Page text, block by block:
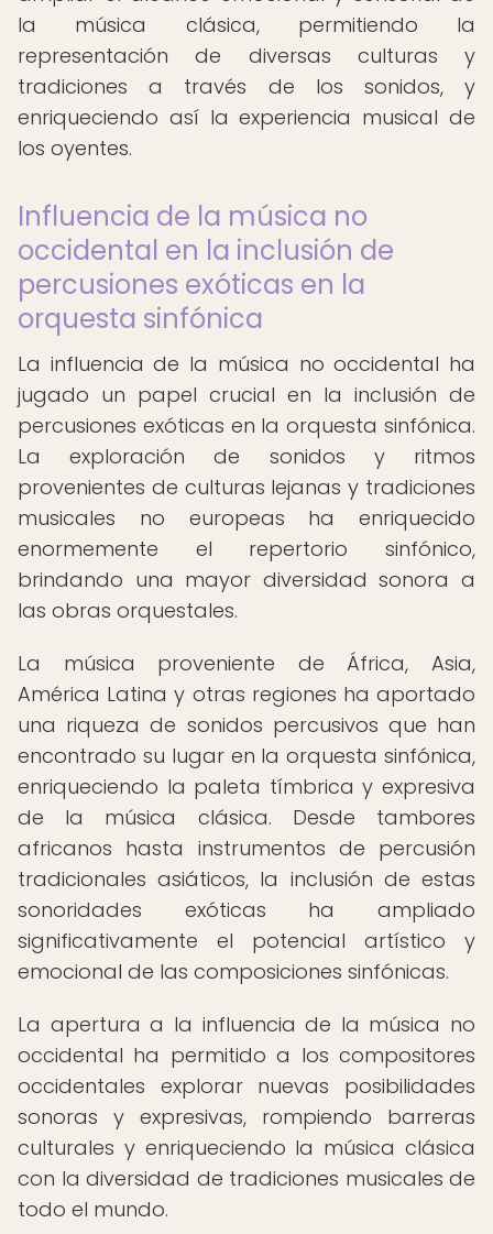
la música clásica, permitiendo la
representación de diversas culturas y
tradiciones a través de los sonidos, y
enriqueciendo así la experiencia musical de
los oyentes.
Influencia de la música no
occidental en la inclusión de
percusiones exóticas en la
orquesta sinfónica
La influencia de la música no occidental ha
jugado un papel crucial en la inclusión de
percusiones exóticas en la orquesta sinfónica.
La exploración de sonidos y ritmos
provenientes de culturas lejanas y tradiciones
musicales no europeas ha enriquecido
enormemente el repertorio sinfónico,
brindando una mayor diversidad sonora a
las obras orquestales.
La música proveniente de África, Asia,
América Latina y otras regiones ha aportado
una riqueza de sonidos percusivos que han
encontrado su lugar en la orquesta sinfónica,
enriqueciendo la paleta tímbrica y expresiva
de la música clásica. Desde tambores
africanos hasta instrumentos de percusión
tradicionales asiáticos, la inclusión de estas
sonoridades exóticas ha ampliado
significativamente el potencial artístico y
emocional de las composiciones sinfónicas.
La apertura a la influencia de la música no
occidental ha permitido a los compositores
occidentales explorar nuevas posibilidades
sonoras y expresivas, rompiendo barreras
culturales y enriqueciendo la música clásica
con la diversidad de tradiciones musicales de
todo el mundo.